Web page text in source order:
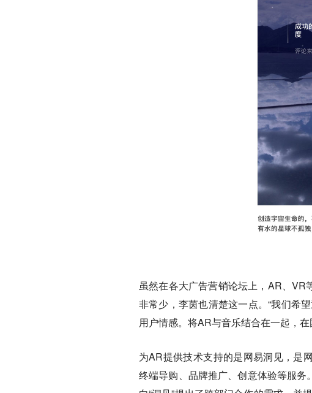
虽然在各大广告营销论坛上，AR、
非常少，李茵也清楚这一点。“我们希
用户情感。将AR与音乐结合在一起，在
为AR提供技术支持的是网易洞见，是
终端导购、品牌推广、创意体验等服